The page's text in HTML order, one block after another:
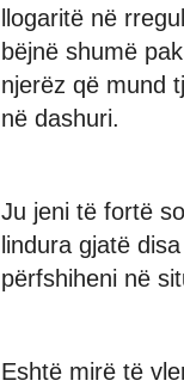
llogaritë në
bëjnë shumë
njerëz që mund
në dashuri.
Ju jeni të fortë
lindura gjatë
përfshiheni në
Eshtë mirë të